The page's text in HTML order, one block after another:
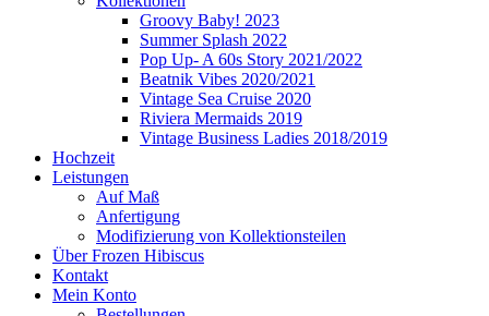
Groovy Baby! 2023
Summer Splash 2022
Pop Up- A 60s Story 2021/2022
Beatnik Vibes 2020/2021
Vintage Sea Cruise 2020
Riviera Mermaids 2019
Vintage Business Ladies 2018/2019
Hochzeit
Leistungen
Auf Maß
Anfertigung
Modifizierung von Kollektionsteilen
Über Frozen Hibiscus
Kontakt
Mein Konto